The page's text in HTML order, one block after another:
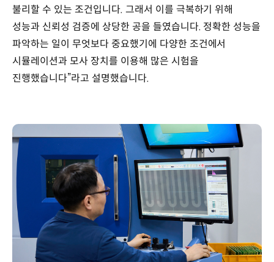
불리할 수 있는 조건입니다. 그래서 이를 극복하기 위해
성능과 신뢰성 검증에 상당한 공을 들였습니다. 정확한 성능을
파악하는 일이 무엇보다 중요했기에 다양한 조건에서
시뮬레이션과 모사 장치를 이용해 많은 시험을
진행했습니다”라고 설명했습니다.